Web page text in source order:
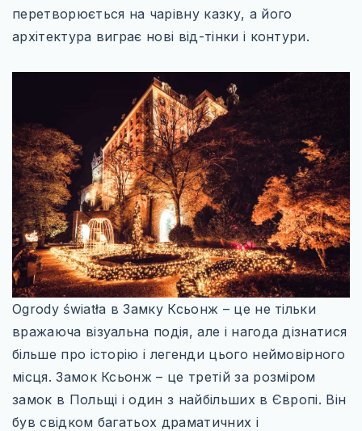
СХІДНА ЄВРОПА
БОЛГАРІЯ
ПОЛЬЩА
РУМУНІЯ
СЛОВАЧЧИНА
УГОРЩИНА
УКРАЇНА
ЧЕХІЯ
АЗІЯ
ГРУЗІЯ
ЄМЕН
ІЗРАЇЛЬ
ІНДІЯ
перетворюється на чарівну казку, а його
архітектура виграє нові від-тінки і контури.
Ogrody światła в Замку Ксьонж – це не тільки
вражаюча візуальна подія, але і нагода дізнатися
більше про історію і легенди цього неймовірного
місця. Замок Ксьонж – це третій за розміром
замок в Польщі і один з найбільших в Європі. Він
був свідком багатьох драматичних і